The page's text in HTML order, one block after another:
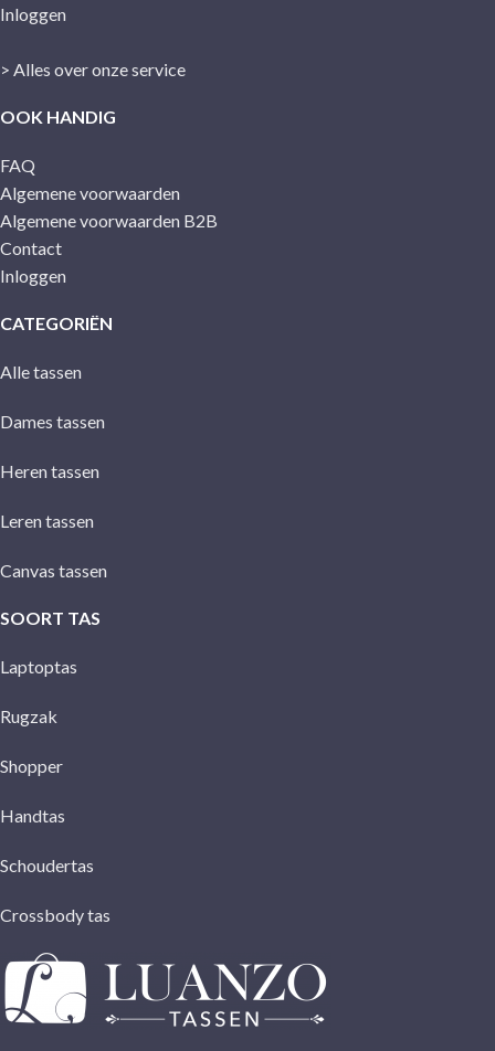
Inloggen
> Alles over onze service
OOK HANDIG
FAQ
Algemene voorwaarden
Algemene voorwaarden B2B
Contact
Inloggen
CATEGORIËN
Alle tassen
Dames tassen
Heren tassen
Leren tassen
Canvas tassen
SOORT TAS
Laptoptas
Rugzak
Shopper
Handtas
Schoudertas
Crossbody tas